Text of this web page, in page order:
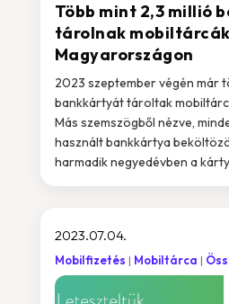
Több mint 2,3 millió
tárolnak
Magyarországon
2023 szeptember végén már
bankkártyát tároltak
Más szemszögből nézve,
használt bankkártya
harmadik negyedévben a
2023.07.04.
Mobilfizetés Mobiltárca